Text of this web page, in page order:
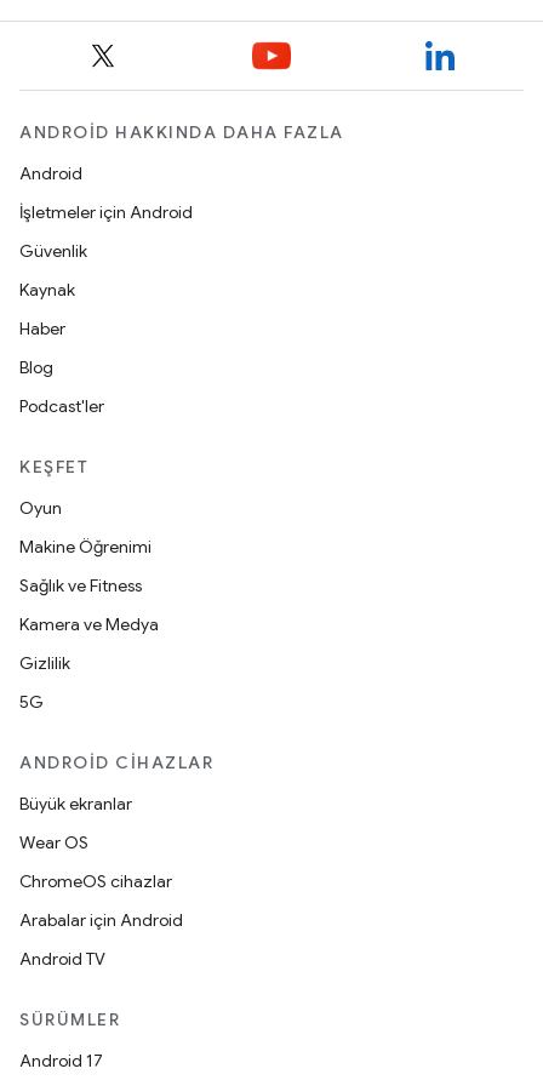
ANDROID HAKKINDA DAHA FAZLA
Android
İşletmeler için Android
Güvenlik
Kaynak
Haber
Blog
Podcast'ler
KEŞFET
Oyun
Makine Öğrenimi
Sağlık ve Fitness
Kamera ve Medya
Gizlilik
5G
ANDROID CIHAZLAR
Büyük ekranlar
Wear OS
ChromeOS cihazlar
Arabalar için Android
Android TV
SÜRÜMLER
Android 17